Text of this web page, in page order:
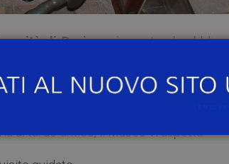
di Paviasarà aperto al pubblico
di donna e degli altri reperti egizi.
650 reperti esposti al pubblico,
al tardo-antico, il Museo vi aspetta.